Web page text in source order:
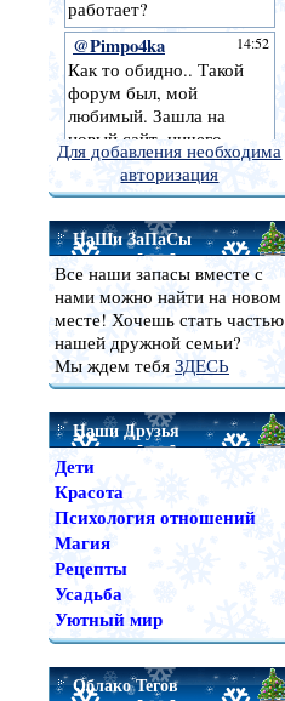
Для добавления необходима
авторизация
НаШи ЗаПаСы
Все наши запасы вместе с
нами можно найти на новом
месте! Хочешь стать частью
нашей дружной семьи?
Мы ждем тебя ЗДЕСЬ
Наши Друзья
Дети
Красота
Психология отношений
Магия
Рецепты
Усадьба
Уютный мир
Облако Тегов